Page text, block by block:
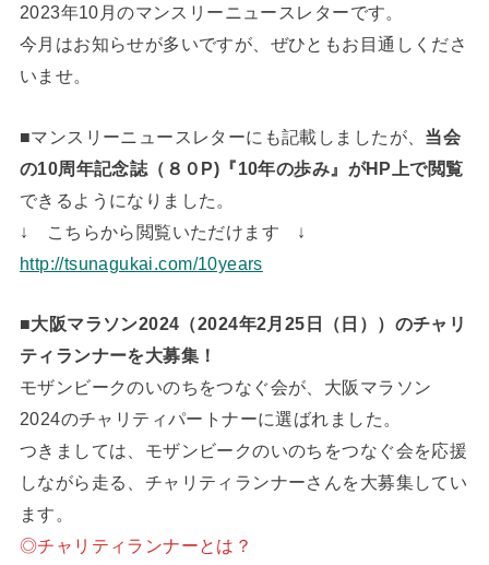
2023年10月のマンスリーニュースレターです。
今月はお知らせが多いですが、ぜひともお目通しくださ
いませ。
■マンスリーニュースレターにも記載しましたが、 当会
の10周年記念誌（８０P)『10年の歩み』がHP上で閲覧
できるようになりました。
↓ こちらから閲覧いただけます ↓
http://tsunagukai.com/10years
■大阪マラソン2024（2024年2月25日（日））のチャリ
ティランナーを大募集！
モザンビークのいのちをつなぐ会が、大阪マラソン
2024のチャリティパートナーに選ばれました。
つきましては、モザンビークのいのちをつなぐ会を応援
しながら走る、チャリティランナーさんを大募集してい
ます。
◎チャリティランナーとは？